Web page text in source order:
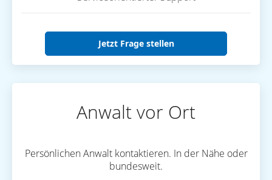
Jetzt Frage stellen
Anwalt vor Ort
Persönlichen Anwalt kontaktieren. In der Nähe oder
bundesweit.